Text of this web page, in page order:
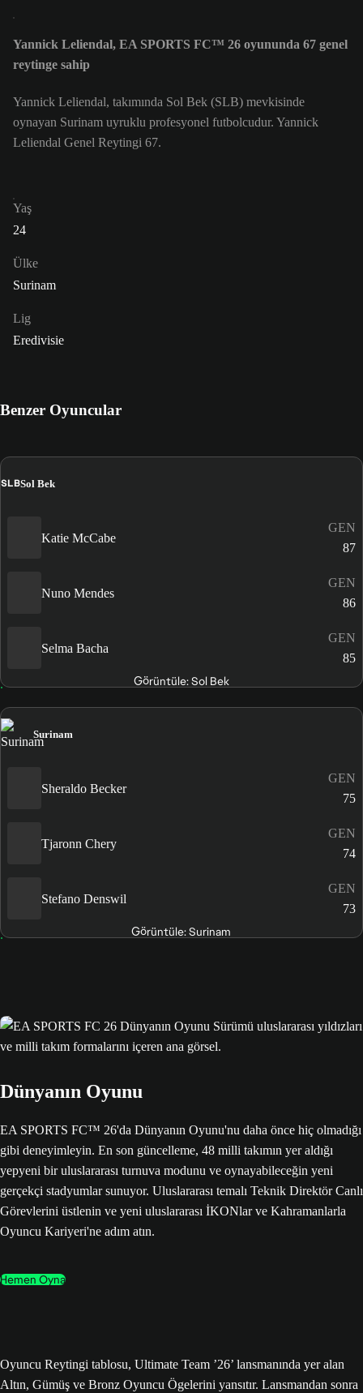
Yannick Leliendal, EA SPORTS FC™ 26 oyununda 67 genel
reytinge sahip
Yannick Leliendal, takımında Sol Bek (SLB) mevkisinde
oynayan Surinam uyruklu profesyonel futbolcudur. Yannick
Leliendal Genel Reytingi 67.
Yaş
24
Ülke
Surinam
Lig
Eredivisie
Benzer Oyuncular
SLBSol Bek
Katie McCabe
GEN
87
Nuno Mendes
GEN
86
Selma Bacha
GEN
85
Görüntüle: Sol Bek
Surinam
Sheraldo Becker
GEN
75
Tjaronn Chery
GEN
74
Stefano Denswil
GEN
73
Görüntüle: Surinam
Dünyanın Oyunu
EA SPORTS FC™ 26'da Dünyanın Oyunu'nu daha önce hiç olmadığı
gibi deneyimleyin. En son güncelleme, 48 milli takımın yer aldığı
yepyeni bir uluslararası turnuva modunu ve oynayabileceğin yeni
gerçekçi stadyumlar sunuyor. Uluslararası temalı Teknik Direktör Canlı
Görevlerini üstlenin ve yeni uluslararası İKONlar ve Kahramanlarla
Oyuncu Kariyeri'ne adım atın.
Hemen Oyna
Oyuncu Reytingi tablosu, Ultimate Team ’26’ lansmanında yer alan
Altın, Gümüş ve Bronz Oyuncu Ögelerini yansıtır. Lansmandan sonra